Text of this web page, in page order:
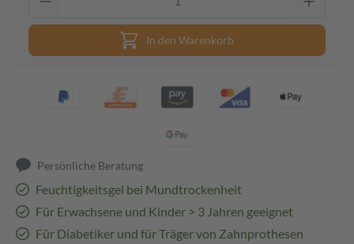
In den Warenkorb
Persönliche Beratung
Feuchtigkeitsgel bei Mundtrockenheit
Für Erwachsene und Kinder > 3 Jahren geeignet
Für Diabetiker und für Träger von Zahnprothesen